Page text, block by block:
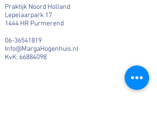
Praktijk Noord Holland
Lepelaarpark 17
1444 HR Purmerend
06-36541819
Info@MargaHogenhuis.nl
KvK: 66884098